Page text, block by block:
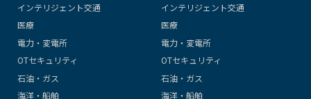
インテリジェント交通
医療
電力・変電所
OTセキュリティ
石油・ガス
海洋・船舶
インテリジェント交通
医療
電力・変電所
OTセキュリティ
石油・ガス
海洋・船舶